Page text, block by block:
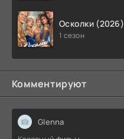
Осколки (2026)
1 сезон
Комментируют
Glenna